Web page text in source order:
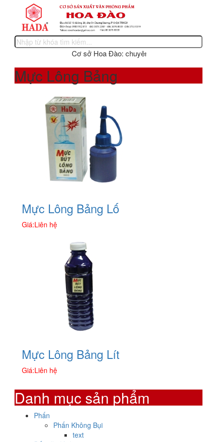
Cơ sở Hoa Đào: chuyên sản xuất các sản
Mực Lông Bảng
Mực Lông Bảng Lố
Giá:Liên hệ
Mực Lông Bảng Lít
Giá:Liên hệ
Danh mục sản phẩm
Phấn
Phấn Không Bụi
text